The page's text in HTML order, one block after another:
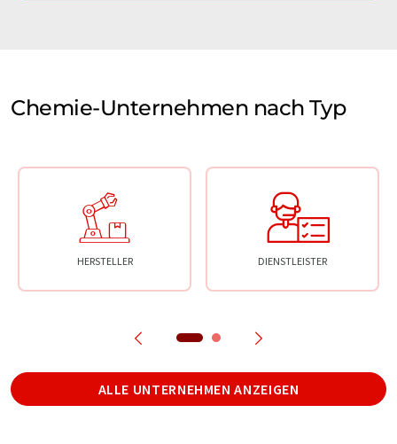
Chemie-Unternehmen nach Typ
HERSTELLER DIENSTLEISTER
ALLE UNTERNEHMEN ANZEIGEN